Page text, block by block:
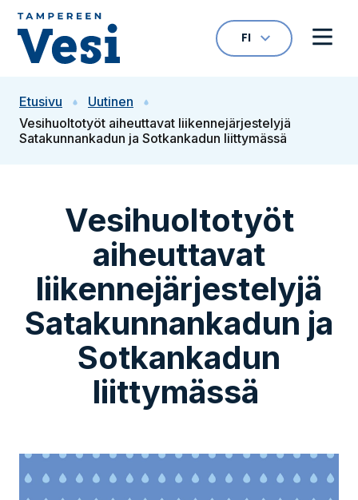
Siirry sisältöön
VALITTU KIELI:
FI
Avaa
Etusivu
Uutinen
Vesihuoltotyöt aiheuttavat liikennejärjestelyjä
Satakunnankadun ja Sotkankadun liittymässä
Vesihuoltotyöt
aiheuttavat
liikennejärjestelyjä
Satakunnankadun ja
Sotkankadun
liittymässä